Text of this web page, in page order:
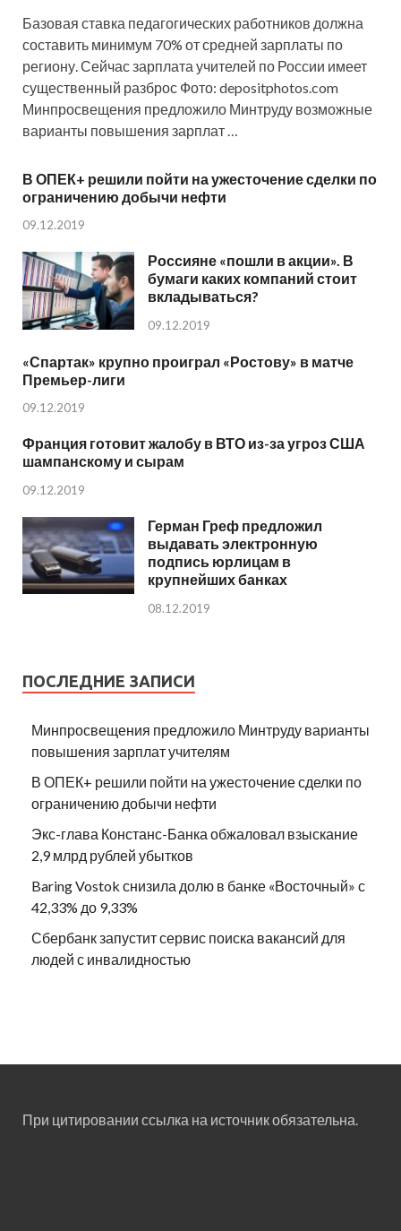
Базовая ставка педагогических работников должна
составить минимум 70% от средней зарплаты по
региону. Сейчас зарплата учителей по России имеет
существенный разброс Фото: depositphotos.com
Минпросвещения предложило Минтруду возможные
варианты повышения зарплат …
В ОПЕК+ решили пойти на ужесточение сделки по
ограничению добычи нефти
09.12.2019
Россияне «пошли в акции». В
бумаги каких компаний стоит
вкладываться?
09.12.2019
«Спартак» крупно проиграл «Ростову» в матче
Премьер-лиги
09.12.2019
Франция готовит жалобу в ВТО из-за угроз США
шампанскому и сырам
09.12.2019
Герман Греф предложил
выдавать электронную
подпись юрлицам в
крупнейших банках
08.12.2019
ПОСЛЕДНИЕ ЗАПИСИ
Минпросвещения предложило Минтруду варианты
повышения зарплат учителям
В ОПЕК+ решили пойти на ужесточение сделки по
ограничению добычи нефти
Экс-глава Констанс-Банка обжаловал взыскание
2,9 млрд рублей убытков
Baring Vostok снизила долю в банке «Восточный» с
42,33% до 9,33%
Сбербанк запустит сервис поиска вакансий для
людей с инвалидностью
При цитировании ссылка на источник обязательна.